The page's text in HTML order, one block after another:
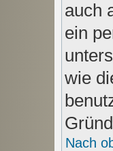
auch
ein
wie
Nach